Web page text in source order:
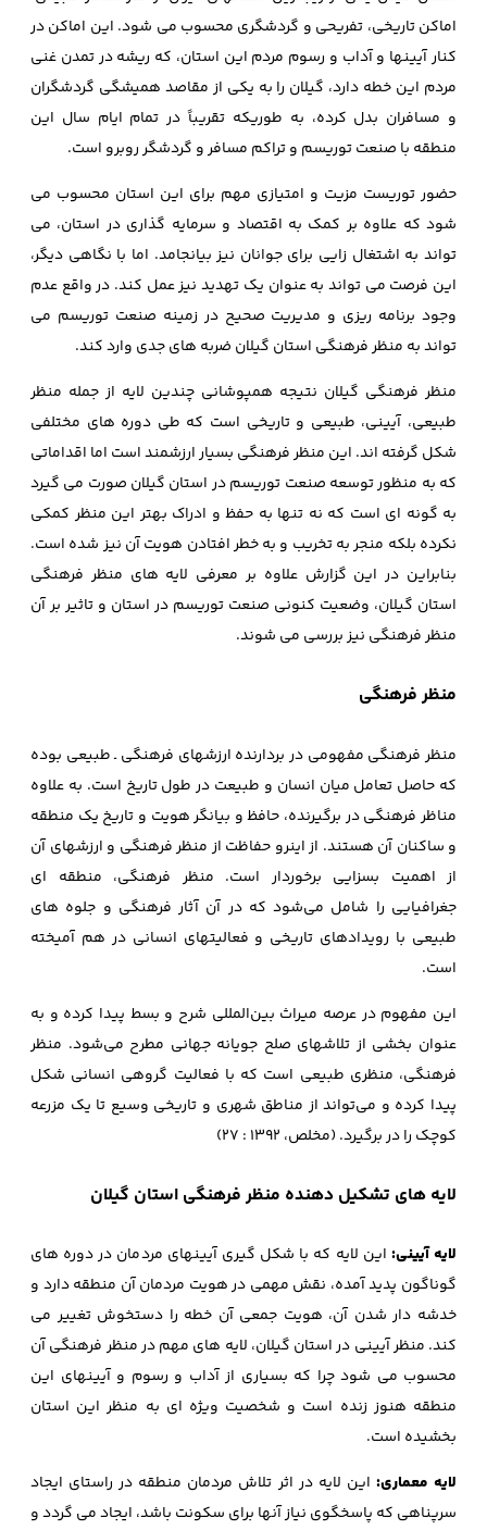
اماکن تاریخی، تفریحی و گردشگری محسوب می شود. این اماکن در
کنار آیینها و آداب و رسوم مردم این استان، که ریشه در تمدن غنی
مردم این خطه دارد، گیلان را به یکی از مقاصد همیشگی گردشگران
و مسافران بدل کرده، به طوریکه تقریباً در تمام ایام سال این
منطقه با صنعت توریسم و تراکم مسافر و گردشگر روبرو است.
حضور توریست مزیت و امتیازی مهم برای این استان محسوب می
شود که علاوه بر کمک به اقتصاد و سرمایه گذاری در استان، می
تواند به اشتغال زایی برای جوانان نیز بیانجامد. اما با نگاهی دیگر،
این فرصت می تواند به عنوان یک تهدید نیز عمل کند. در واقع عدم
وجود برنامه ریزی و مدیریت صحیح در زمینه صنعت توریسم می
تواند به منظر فرهنگی استان گیلان ضربه های جدی وارد کند.
منظر فرهنگی گیلان نتیجه همپوشانی چندین لایه از جمله منظر
طبیعی، آیینی، طبیعی و تاریخی است که طی دوره های مختلفی
شکل گرفته اند. این منظر فرهنگی بسیار ارزشمند است اما اقداماتی
که به منظور توسعه صنعت توریسم در استان گیلان صورت می گیرد
به گونه ای است که نه تنها به حفظ و ادراک بهتر این منظر کمکی
نکرده بلکه منجر به تخریب و به خطر افتادن هویت آن نیز شده است.
بنابراین در این گزارش علاوه بر معرفی لایه های منظر فرهنگی
استان گیلان، وضعیت کنونی صنعت توریسم در استان و تاثیر بر آن
منظر فرهنگی نیز بررسی می شوند.
منظر فرهنگی
منظر فرهنگی مفهومی در بردارنده ارزشهای فرهنگی ـ طبیعی بوده
که حاصل تعامل میان انسان و طبیعت در طول تاریخ است. به علاوه
مناظر فرهنگی در برگیرنده، حافظ و بیانگر هویت و تاریخ یک منطقه
و ساکنان آن هستند. از اینرو حفاظت از منظر فرهنگی و ارزشهای آن
از اهمیت بسزایی برخوردار است. منظر فرهنگی، منطقه‌ ای
جغرافیایی را شامل می‌شود که در آن آثار فرهنگی و جلوه‌ های
طبیعی با رویدادهای تاریخی و فعالیتهای انسانی در هم آمیخته
است.
این مفهوم در عرصه میراث بین‌المللی شرح و بسط پیدا‌ کرده و به
عنوان بخشی از تلاشهای صلح‌ جویانه جهانی مطرح می‌شود. منظر
فرهنگی، منظری طبیعی است که با فعالیت گروهی انسانی شکل
پیدا کرده و می‌تواند از مناطق شهری و تاریخی وسیع تا یک مزرعه
کوچک را در برگیرد. (مخلص، 1392 : 27)
لایه های تشکیل دهنده منظر فرهنگی استان گیلان
لایه آیینی: این لایه که با شکل گیری آیینهای مردمان در دوره های
گوناگون پدید آمده، نقش مهمی در هویت مردمان آن منطقه دارد و
خدشه دار شدن آن، هویت جمعی آن خطه را دستخوش تغییر می
کند. منظر آیینی در استان گیلان، لایه های مهم در منظر فرهنگی آن
محسوب می شود چرا که بسیاری از آداب و رسوم و آیینهای این
منطقه هنوز زنده است و شخصیت ویژه ای به منظر این استان
بخشیده است.
لایه معماری: این لایه در اثر تلاش مردمان منطقه در راستای ایجاد
سرپناهی که پاسخگوی نیاز آنها برای سکونت باشد، ایجاد می گردد و